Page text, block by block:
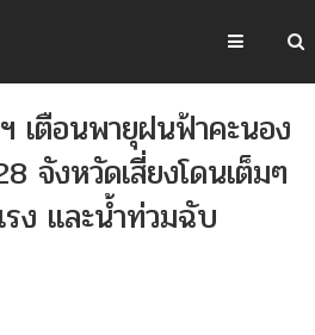
เตือนพายุฝนฟ้าคะนอง
งหวัดเสี่ยงโดนเต็มๆ
ง และน้ำท่วมฉับ